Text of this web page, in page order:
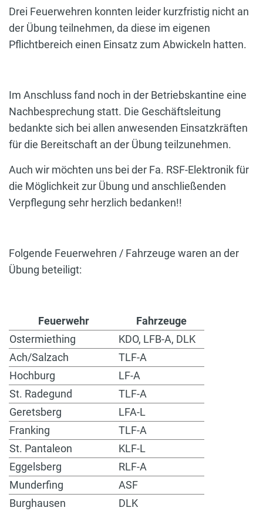
Drei Feuerwehren konnten leider kurzfristig nicht an
der Übung teilnehmen, da diese im eigenen
Pflichtbereich einen Einsatz zum Abwickeln hatten.
Im Anschluss fand noch in der Betriebskantine eine
Nachbesprechung statt. Die Geschäftsleitung
bedankte sich bei allen anwesenden Einsatzkräften
für die Bereitschaft an der Übung teilzunehmen.
Auch wir möchten uns bei der Fa. RSF-Elektronik für
die Möglichkeit zur Übung und anschließenden
Verpflegung sehr herzlich bedanken!!
Folgende Feuerwehren / Fahrzeuge waren an der
Übung beteiligt:
Feuerwehr
Fahrzeuge
Ostermiething
KDO, LFB-A, DLK
Ach/Salzach
TLF-A
Hochburg
LF-A
St. Radegund
TLF-A
Geretsberg
LFA-L
Franking
TLF-A
St. Pantaleon
KLF-L
Eggelsberg
RLF-A
Munderfing
ASF
Burghausen
DLK